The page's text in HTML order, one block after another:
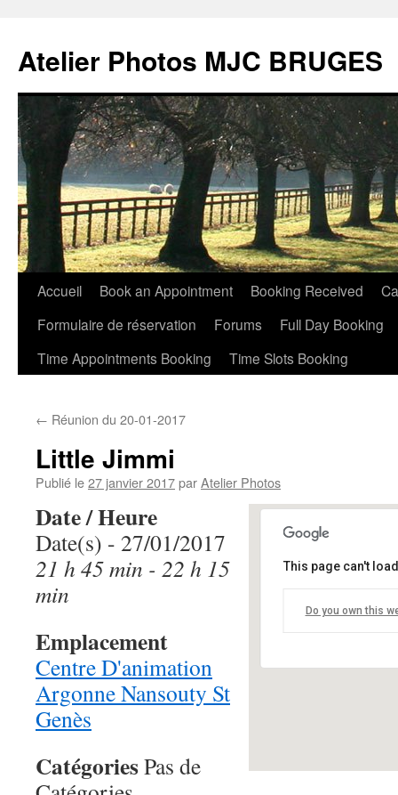
Atelier Photos MJC BRUGES
Aller
contenu
Accueil Book an Appointment Booking Received
Formulaire de réservation
Forums
Full Day Booking
Time Appointments Booking
Time Slots Booking
← Réunion du 20-01-2017
Little Jimmi
Publié le27 janvier 2017parAtelier Photos
Centre
Nansouty St
This page can't
Do you own this
Date / Heure
Date(s) - 27/01/2017
21 h 45 min - 22 h 15
min
Emplacement
Centre D'animation
Argonne Nansouty St
Genès
CatégoriesPas de